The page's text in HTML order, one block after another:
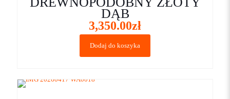
DĄB
3,350.00zł
Dodaj do koszyka